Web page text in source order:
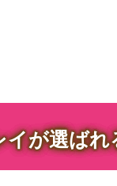
イが選ばれ